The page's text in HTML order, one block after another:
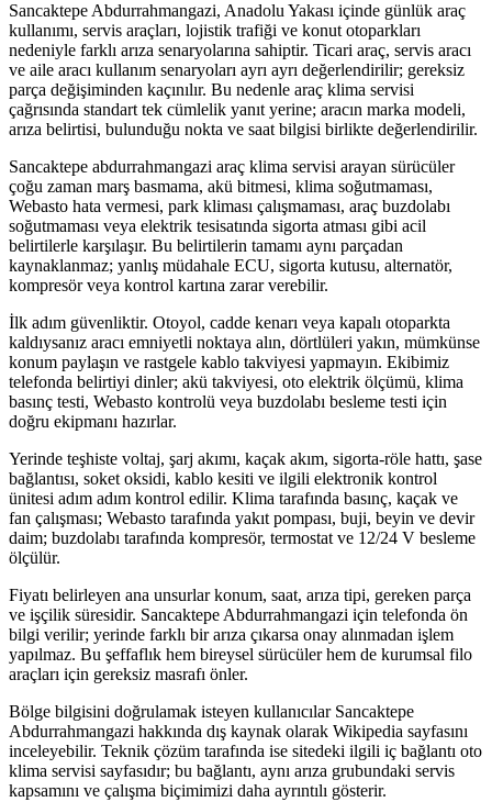
Sancaktepe Abdurrahmangazi, Anadolu Yakası içinde günlük araç
kullanımı, servis araçları, lojistik trafiği ve konut otoparkları
nedeniyle farklı arıza senaryolarına sahiptir. Ticari araç, servis aracı
ve aile aracı kullanım senaryoları ayrı ayrı değerlendirilir; gereksiz
parça değişiminden kaçınılır. Bu nedenle araç klima servisi
çağrısında standart tek cümlelik yanıt yerine; aracın marka modeli,
arıza belirtisi, bulunduğu nokta ve saat bilgisi birlikte değerlendirilir.
Sancaktepe abdurrahmangazi araç klima servisi arayan sürücüler
çoğu zaman marş basmama, akü bitmesi, klima soğutmaması,
Webasto hata vermesi, park kliması çalışmaması, araç buzdolabı
soğutmaması veya elektrik tesisatında sigorta atması gibi acil
belirtilerle karşılaşır. Bu belirtilerin tamamı aynı parçadan
kaynaklanmaz; yanlış müdahale ECU, sigorta kutusu, alternatör,
kompresör veya kontrol kartına zarar verebilir.
İlk adım güvenliktir. Otoyol, cadde kenarı veya kapalı otoparkta
kaldıysanız aracı emniyetli noktaya alın, dörtlüleri yakın, mümkünse
konum paylaşın ve rastgele kablo takviyesi yapmayın. Ekibimiz
telefonda belirtiyi dinler; akü takviyesi, oto elektrik ölçümü, klima
basınç testi, Webasto kontrolü veya buzdolabı besleme testi için
doğru ekipmanı hazırlar.
Yerinde teşhiste voltaj, şarj akımı, kaçak akım, sigorta-röle hattı, şase
bağlantısı, soket oksidi, kablo kesiti ve ilgili elektronik kontrol
ünitesi adım adım kontrol edilir. Klima tarafında basınç, kaçak ve
fan çalışması; Webasto tarafında yakıt pompası, buji, beyin ve devir
daim; buzdolabı tarafında kompresör, termostat ve 12/24 V besleme
ölçülür.
Fiyatı belirleyen ana unsurlar konum, saat, arıza tipi, gereken parça
ve işçilik süresidir. Sancaktepe Abdurrahmangazi için telefonda ön
bilgi verilir; yerinde farklı bir arıza çıkarsa onay alınmadan işlem
yapılmaz. Bu şeffaflık hem bireysel sürücüler hem de kurumsal filo
araçları için gereksiz masrafı önler.
Bölge bilgisini doğrulamak isteyen kullanıcılar Sancaktepe
Abdurrahmangazi hakkında dış kaynak olarak Wikipedia sayfasını
inceleyebilir. Teknik çözüm tarafında ise sitedeki ilgili iç bağlantı oto
klima servisi sayfasıdır; bu bağlantı, aynı arıza grubundaki servis
kapsamını ve çalışma biçimimizi daha ayrıntılı gösterir.